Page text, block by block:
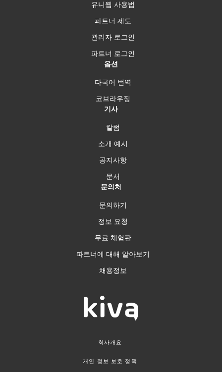
유니웹 사용법
파트너 제도
관리자 로그인
파트너 로그인
옵션
다국어 번역
코브라우징
기사
칼럼
소개 예시
공지사항
문서
문의처
문의하기
정보 요청
무료 체험판
파트너에 대해 알아보기
채용정보
회사개요
개인 정보 보호 정책